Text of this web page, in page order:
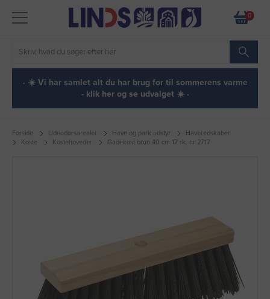
0
· ☀️ Vi har samlet alt du har brug for til sommerens varme
- klik her og se udvalget ☀️ ·
Forside Udendørsarealer Have og park udstyr
Haveredskaber
Koste
Kostehoveder Gadekost brun 40 cm 17 rk, nr 2717